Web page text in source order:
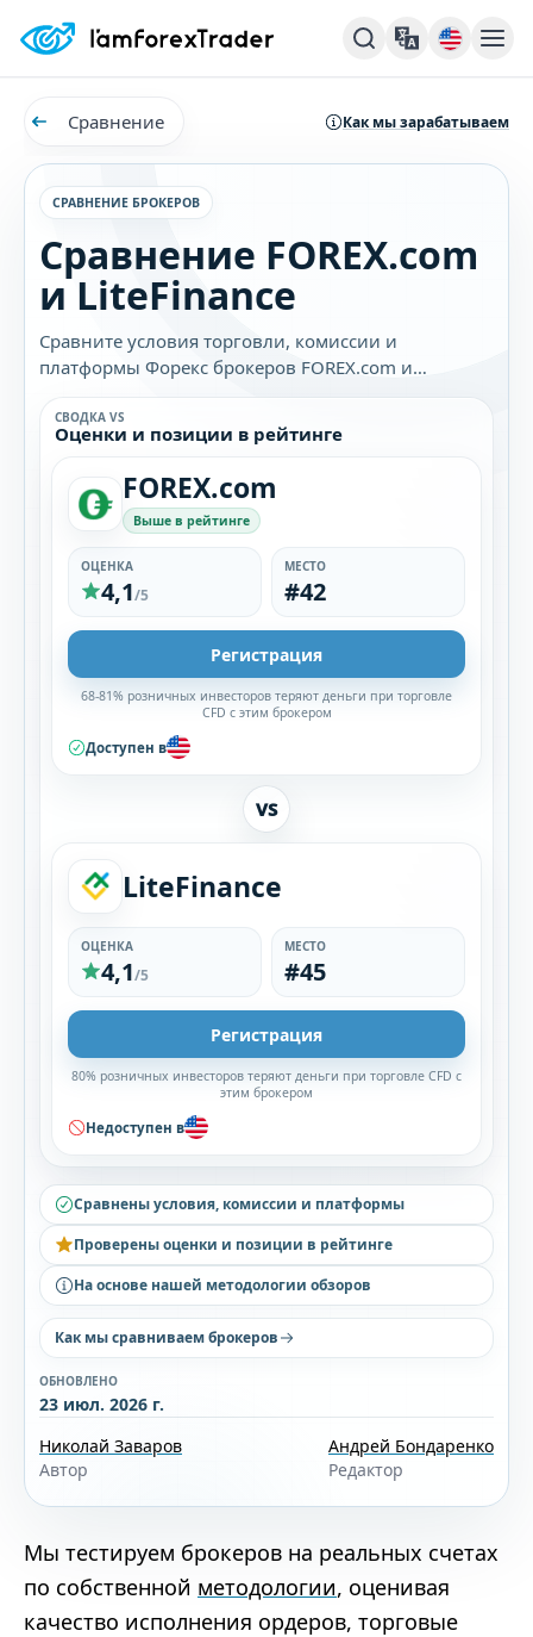
Сравнение Как мы зарабатываем
СРАВНЕНИЕ БРОКЕРОВ
Сравнение FOREX.com
и LiteFinance
Сравните условия торговли, комиссии и
платформы Форекс брокеров FOREX.com и
LiteFinance. Узнайте, какой брокер лучше подходит
именно вам.
СВОДКА VS
Оценки и позиции в рейтинге
FOREX.com
Выше в рейтинге
ОЦЕНКА
4,1/5
МЕСТО
#42
Регистрация
68-81% розничных инвесторов теряют деньги при торговле
CFD с этим брокером
Доступен в
VS
LiteFinance
ОЦЕНКА
4,1/5
МЕСТО
#45
Регистрация
80% розничных инвесторов теряют деньги при торговле CFD с
этим брокером
Недоступен в
Сравнены условия, комиссии и платформы
Проверены оценки и позиции в рейтинге
На основе нашей методологии обзоров
Как мы сравниваем брокеров
ОБНОВЛЕНО
23 июл. 2026 г.
Николай Заваров
Автор
Андрей Бондаренко
Редактор
Мы тестируем брокеров на реальных счетах
по собственной методологии, оценивая
качество исполнения ордеров, торговые